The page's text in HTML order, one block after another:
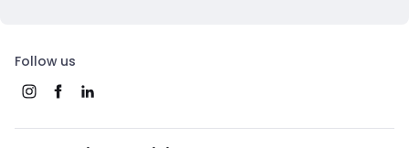
Follow us